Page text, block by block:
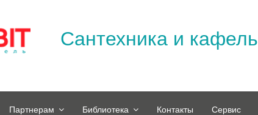
Сантехника и кафель
Партнерам Библиотека Контакты Сервис